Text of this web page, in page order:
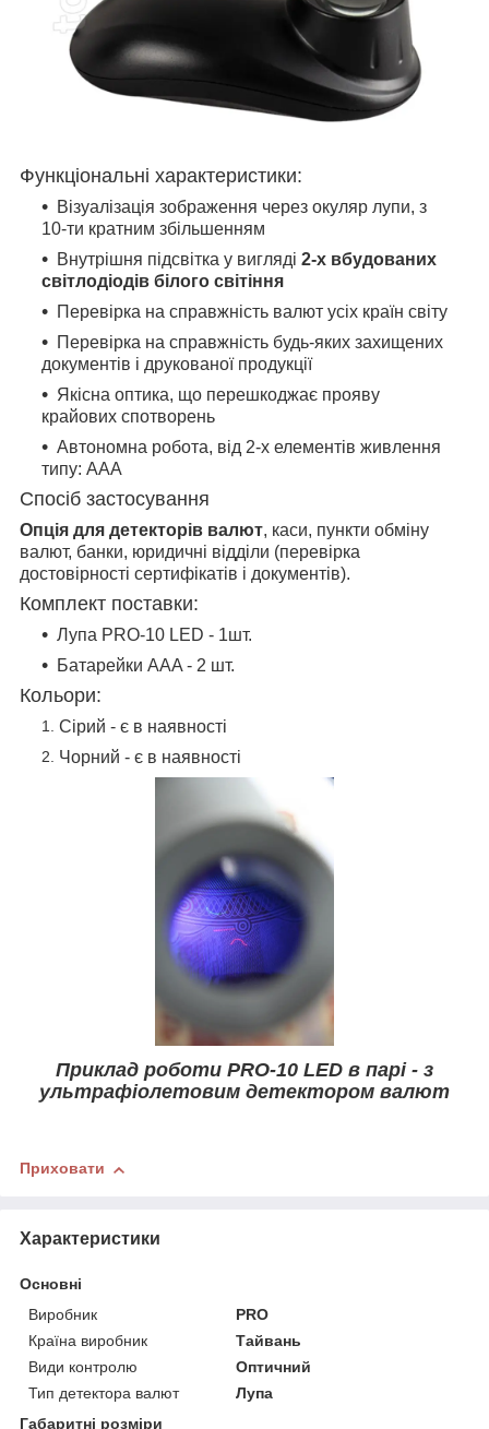
Функціональні характеристики:
Візуалізація зображення через окуляр лупи, з
10-ти кратним збільшенням
Внутрішня підсвітка у вигляді 2-х вбудованих
світлодіодів білого світіння
Перевірка на справжність валют усіх країн світу
Перевірка на справжність будь-яких захищених
документів і друкованої продукції
Якісна оптика, що перешкоджає прояву
крайових спотворень
Автономна робота, від 2-х елементів живлення
типу: ААА
Спосіб застосування
Опція для детекторів валют, каси, пункти обміну
валют, банки, юридичні відділи (перевірка
достовірності сертифікатів і документів).
Комплект поставки:
Лупа PRO-10 LED - 1шт.
Батарейки AAA - 2 шт.
Кольори:
Сірий - є в наявності
Чорний - є в наявності
Приклад роботи PRO-10 LED в парі - з
ультрафіолетовим детектором валют
Приховати
Характеристики
Основні
Виробник
PRO
Країна виробник
Тайвань
Види контролю
Оптичний
Тип детектора валют
Лупа
Габаритні розміри